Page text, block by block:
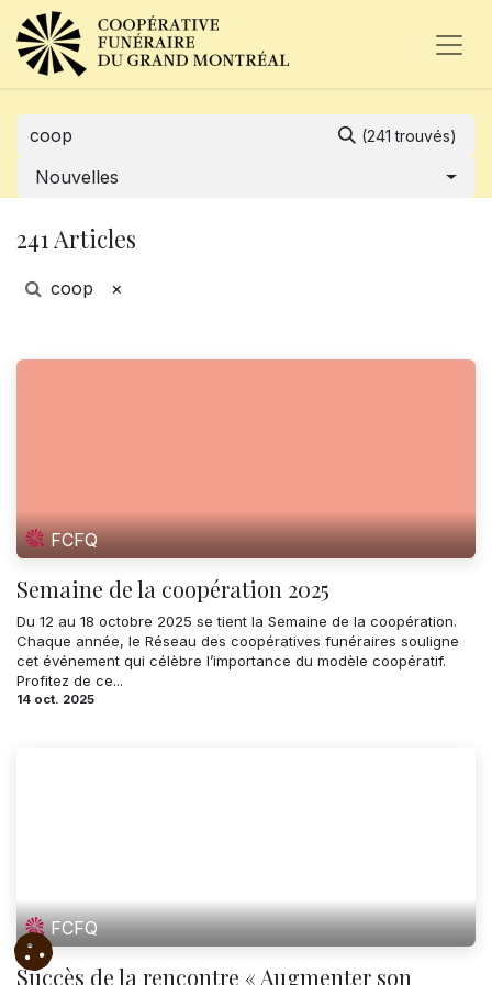
Nouvelles
(241 trouvés)
241 Articles
coop ×
FCFQ
Semaine de la coopération 2025
Du 12 au 18 octobre 2025 se tient la Semaine de la coopération.
Chaque année, le Réseau des coopératives funéraires souligne
cet événement qui célèbre l’importance du modèle coopératif.
Profitez de ce...
14 oct. 2025
FCFQ
Succès de la rencontre « Augmenter son